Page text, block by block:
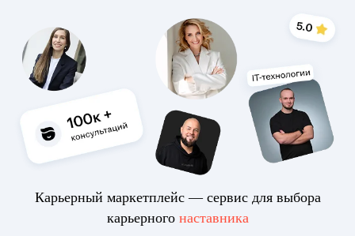
Карьерный маркетплейс — сервис для выбора
карьерного наставника